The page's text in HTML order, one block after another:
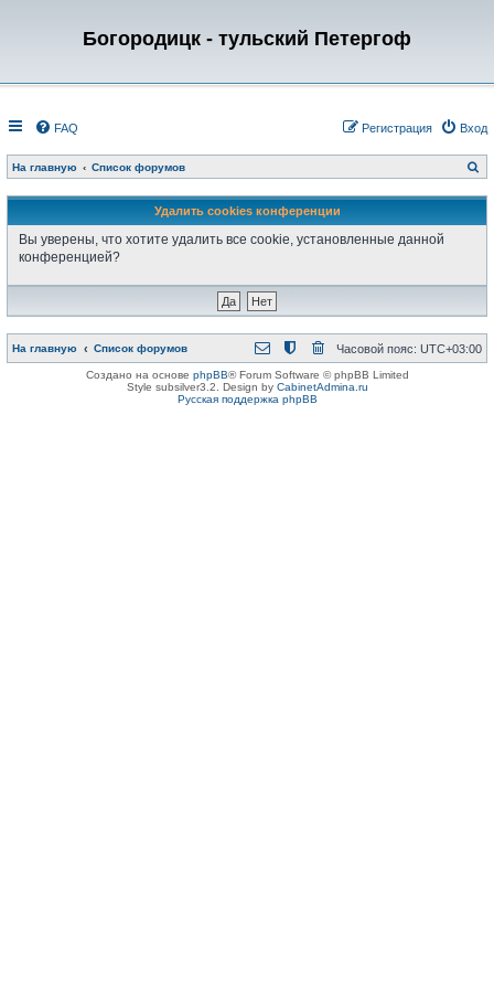
Богородицк - тульский Петергоф
FAQ Вход
Регистрация
На главную Список форумов
о
с
Удалить cookies конференции
Вы уверены, что хотите удалить все cookie, установленные данной
конференцией?
На главную Список форумов Часовой пояс: UTC+03:00
Создано на основе phpBB® Forum Software © phpBB Limited
Style subsilver3.2. Design by CabinetAdmina.ru
Русская поддержка phpBB